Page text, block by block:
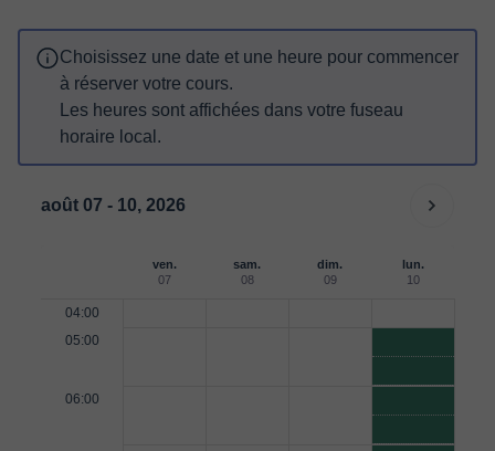
Choisissez une date et une heure pour commencer
à réserver votre cours.
Les heures sont affichées dans votre fuseau
horaire local.
août 07 - 10, 2026
ven.
07
sam.
08
dim.
09
lun.
10
04:00
05:00
06:00